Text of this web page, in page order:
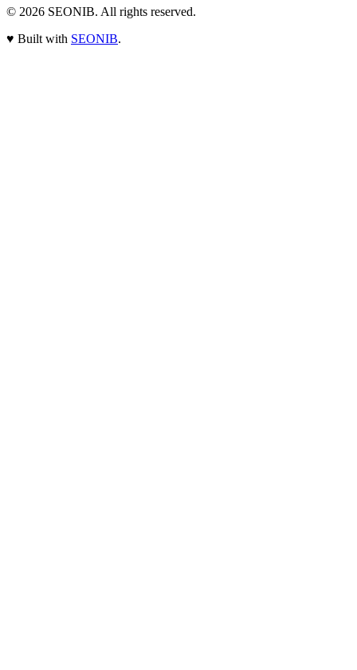
© 2026 SEONIB. All rights reserved.
♥ Built with SEONIB.